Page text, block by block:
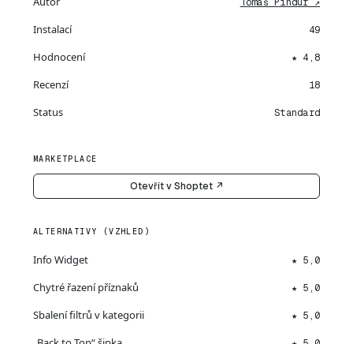
Instalací 49
Hodnocení ★ 4,8
Recenzí 18
Status Standard
MARKETPLACE
Otevřít v Shoptet ↗
ALTERNATIVY (VZHLED)
Info Widget ★ 5,0
Chytré řazení příznaků ★ 5,0
Sbalení filtrů v kategorii ★ 5,0